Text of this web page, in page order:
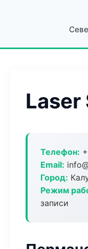
Laser
Телефон:
Email:
Город:
Режим
записи